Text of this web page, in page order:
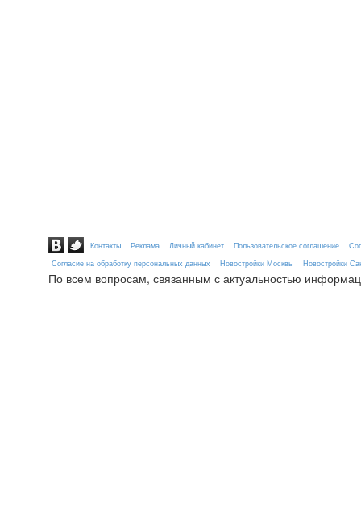
Контакты Реклама Личный кабинет Пользовательское соглашение
Согласие на обработку персональных данных
Новостройки Москвы Новостройки
По всем вопросам, связанным с актуальностью